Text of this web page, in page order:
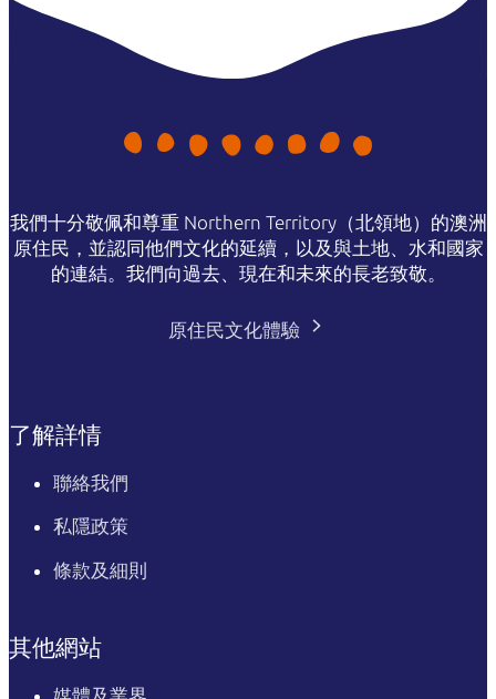
我們十分敬佩和尊重 Northern Territory（北領地）的澳洲
原住民，並認同他們文化的延續，以及與土地、水和國家
的連結。我們向過去、現在和未來的長老致敬。
原住民文化體驗
了解詳情
聯絡我們
私隱政策
條款及細則
其他網站